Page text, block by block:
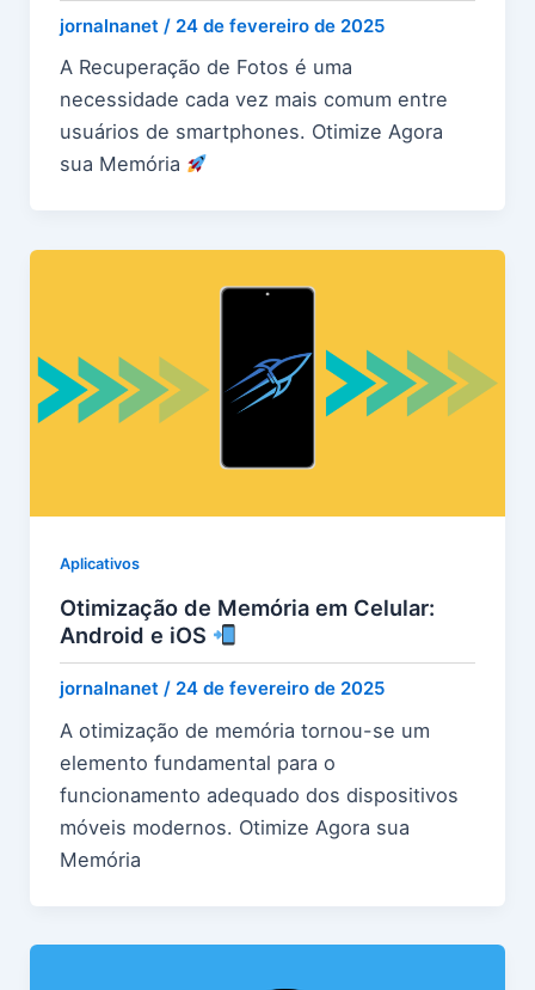
jornalnanet / 24 de fevereiro de 2025
A Recuperação de Fotos é uma
necessidade cada vez mais comum entre
usuários de smartphones. Otimize Agora
sua Memória
Aplicativos
Otimização de Memória em Celular:
Android e iOS
jornalnanet / 24 de fevereiro de 2025
A otimização de memória tornou-se um
elemento fundamental para o
funcionamento adequado dos dispositivos
móveis modernos. Otimize Agora sua
Memória